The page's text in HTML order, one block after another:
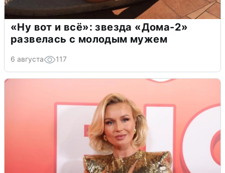
«Ну вот и всё»: звезда «Дома-2»
развелась с молодым мужем
6 августа 117